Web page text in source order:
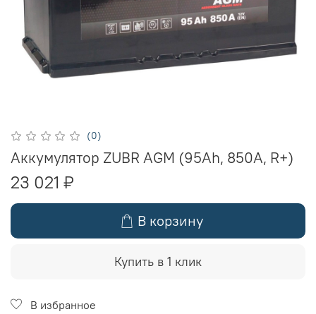
(0)
Аккумулятор ZUBR AGM (95Ah, 850A, R+)
23 021 ₽
В корзину
Купить в 1 клик
В избранное